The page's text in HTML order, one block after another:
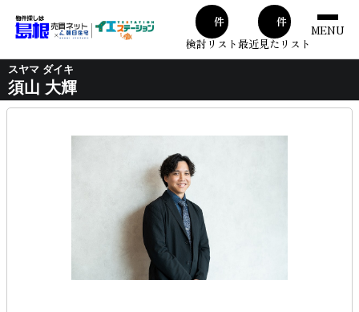
00件
検討リスト
00件
最近見たリスト
MENU
スヤマ ダイキ
須山 大輝